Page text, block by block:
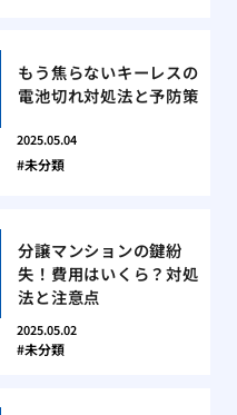
もう焦らないキーレスの
電池切れ対処法と予防策
2025.05.04
未分類
分譲マンションの鍵紛
失！費用はいくら？対処
法と注意点
2025.05.02
未分類